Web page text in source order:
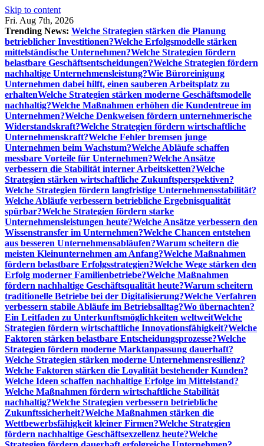
Skip to content
Fri. Aug 7th, 2026
Trending News: Welche Strategien stärken die Planung
betrieblicher Investitionen?Welche Erfolgsmodelle stärken
mittelständische Unternehmen?Welche Strategien fördern
belastbare Geschäftsentscheidungen?Welche Strategien fördern
nachhaltige Unternehmensleistung?Wie Büroreinigung
Unternehmen dabei hilft, einen sauberen Arbeitsplatz zu
erhaltenWelche Strategien stärken moderne Geschäftsmodelle
nachhaltig?Welche Maßnahmen erhöhen die Kundentreue im
Unternehmen?Welche Denkweisen fördern unternehmerische
Widerstandskraft?Welche Strategien fördern wirtschaftliche
Unternehmenskraft?Welche Fehler bremsen junge
Unternehmen beim Wachstum?Welche Abläufe schaffen
messbare Vorteile für Unternehmen?Welche Ansätze
verbessern die Stabilität interner Arbeitsketten?Welche
Strategien stärken wirtschaftliche Zukunftsperspektiven?
Welche Strategien fördern langfristige Unternehmensstabilität?
Welche Abläufe verbessern betriebliche Ergebnisqualität
spürbar?Welche Strategien fördern starke
Unternehmensleistungen heute?Welche Ansätze verbessern den
Wissenstransfer im Unternehmen?Welche Chancen entstehen
aus besseren Unternehmensabläufen?Warum scheitern die
meisten Kleinunternehmen am Anfang?Welche Maßnahmen
fördern belastbare Erfolgsstrategien?Welche Wege stärken den
Erfolg moderner Familienbetriebe?Welche Maßnahmen
fördern nachhaltige Geschäftsqualität heute?Warum scheitern
traditionelle Betriebe bei der Digitalisierung?Welche Verfahren
verbessern stabile Abläufe im Betriebsalltag?Wo übernachten?
Ein Leitfaden zu Unterkunftsmöglichkeiten weltweitWelche
Strategien fördern wirtschaftliche Innovationsfähigkeit?Welche
Faktoren stärken belastbare Entscheidungsprozesse?Welche
Strategien fördern moderne Marktanpassung dauerhaft?
Welche Strategien stärken moderne Unternehmensresilienz?
Welche Faktoren stärken die Loyalität bestehender Kunden?
Welche Ideen schaffen nachhaltige Erfolge im Mittelstand?
Welche Maßnahmen fördern wirtschaftliche Stabilität
nachhaltig?Welche Strategien verbessern betriebliche
Zukunftssicherheit?Welche Maßnahmen stärken die
Wettbewerbsfähigkeit kleiner Firmen?Welche Strategien
fördern nachhaltige Geschäftsexzellenz heute?Welche